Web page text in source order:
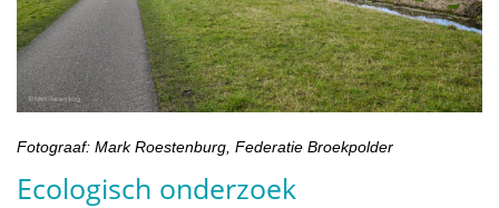
Fotograaf: Mark Roestenburg, Federatie Broekpolder
Ecologisch onderzoek